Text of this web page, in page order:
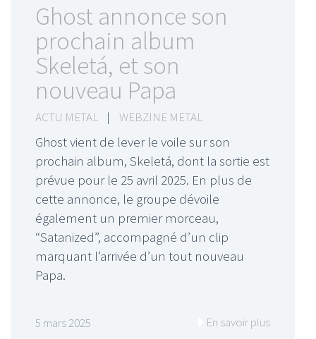
Ghost annonce son
prochain album
Skeletá, et son
nouveau Papa
ACTU METAL | WEBZINE METAL
Ghost vient de lever le voile sur son
prochain album, Skeletá, dont la sortie est
prévue pour le 25 avril 2025. En plus de
cette annonce, le groupe dévoile
également un premier morceau,
“Satanized”, accompagné d’un clip
marquant l’arrivée d’un tout nouveau
Papa.
5 mars 2025 En savoir plus